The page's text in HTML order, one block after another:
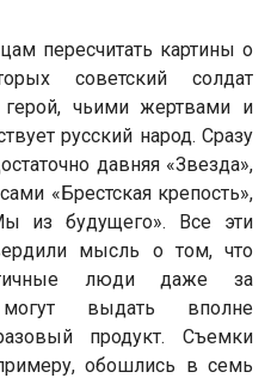
пересчитать картины о
советский солдат
герой, чьими жертвами и
русский народ. Сразу
давняя «Звезда»,
«Брестская крепость»,
из будущего». Все эти
мысль о том, что
люди даже за
выдать вполне
продукт. Съемки
обошлись в семь